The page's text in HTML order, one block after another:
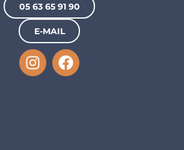
05 63 65 91 90
E-MAIL